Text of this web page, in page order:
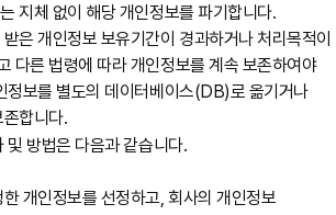
지체 없이 해당 개인정보를 파기합니다.
은 개인정보 보유기간이 경과하거나 처리목적이
다른 법령에 따라 개인정보를 계속 보존하여야
정보를 별도의 데이터베이스(DB)로 옮기거나
합니다.
방법은 다음과 같습니다.
개인정보를 선정하고, 회사의 개인정보